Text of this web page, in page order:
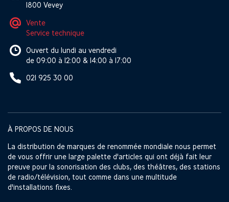
1800 Vevey
Vente
Service technique
Ouvert du lundi au vendredi
de 09:00 à 12:00 & 14:00 à 17:00
021 925 30 00
À PROPOS DE NOUS
La distribution de marques de renommée mondiale nous permet
de vous offrir une large palette d'articles qui ont déjà fait leur
preuve pour la sonorisation des clubs, des théâtres, des stations
de radio/télévision, tout comme dans une multitude
d'installations fixes.